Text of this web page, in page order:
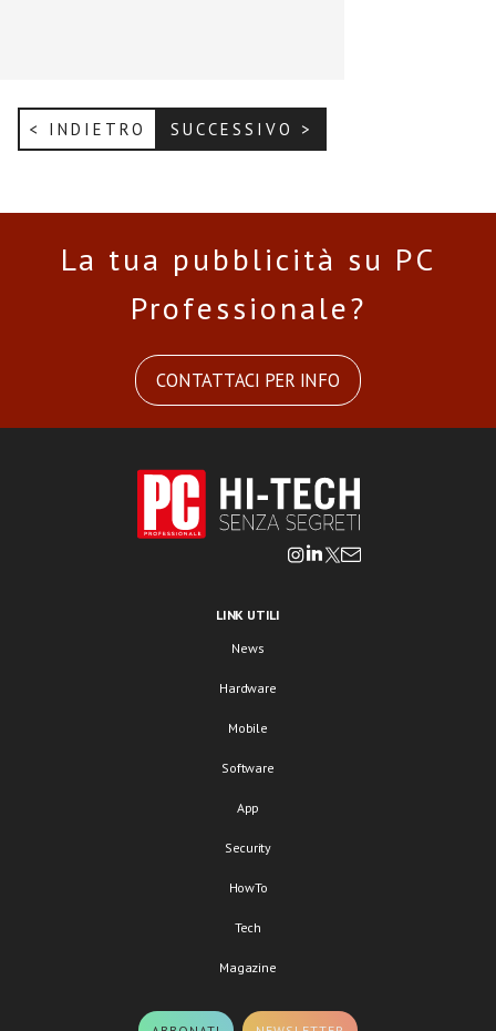
< INDIETRO SUCCESSIVO >
La tua pubblicità su PC
Professionale?
CONTATTACI PER INFO
LINK UTILI
News
Hardware
Mobile
Software
App
Security
HowTo
Tech
Magazine